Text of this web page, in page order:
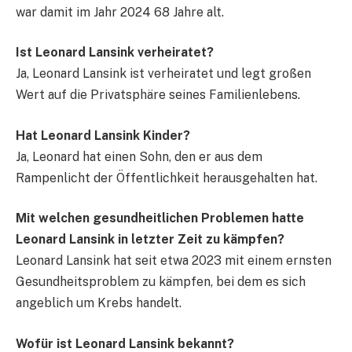
war damit im Jahr 2024 68 Jahre alt.
Ist Leonard Lansink verheiratet?
Ja, Leonard Lansink ist verheiratet und legt großen
Wert auf die Privatsphäre seines Familienlebens.
Hat Leonard Lansink Kinder?
Ja, Leonard hat einen Sohn, den er aus dem
Rampenlicht der Öffentlichkeit herausgehalten hat.
Mit welchen gesundheitlichen Problemen hatte
Leonard Lansink in letzter Zeit zu kämpfen?
Leonard Lansink hat seit etwa 2023 mit einem ernsten
Gesundheitsproblem zu kämpfen, bei dem es sich
angeblich um Krebs handelt.
Wofür ist Leonard Lansink bekannt?